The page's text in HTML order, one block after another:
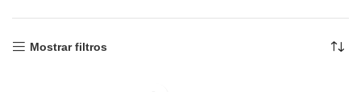
Mostrar filtros